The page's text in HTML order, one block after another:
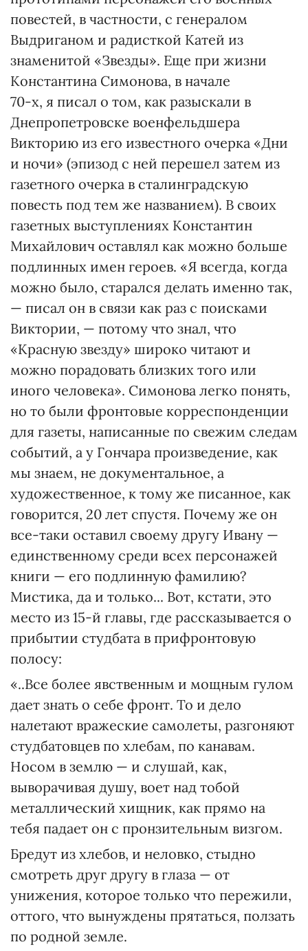
повестей, в частности, с генералом
Выдриганом и радисткой Катей из
знаменитой «Звезды». Еще при жизни
Константина Симонова, в начале
70-х, я писал о том, как разыскали в
Днепропетровске военфельдшера
Викторию из его известного очерка «Дни
и ночи» (эпизод с ней перешел затем из
газетного очерка в сталинградскую
повесть под тем же названием). В своих
газетных выступлениях Константин
Михайлович оставлял как можно больше
подлинных имен героев. «Я всегда, когда
можно было, старался делать именно так,
— писал он в связи как раз с поисками
Виктории, — потому что знал, что
«Красную звезду» широко читают и
можно порадовать близких того или
иного человека». Симонова легко понять,
но то были фронтовые корреспонденции
для газеты, написанные по свежим следам
событий, а у Гончара произведение, как
мы знаем, не документальное, а
художественное, к тому же писанное, как
говорится, 20 лет спустя. Почему же он
все-таки оставил своему другу Ивану —
единственному среди всех персонажей
книги — его подлинную фамилию?
Мистика, да и только... Вот, кстати, это
место из 15-й главы, где рассказывается о
прибытии студбата в прифронтовую
полосу:
«..Все более явственным и мощным гулом
дает знать о себе фронт. То и дело
налетают вражеские самолеты, разгоняют
студбатовцев по хлебам, по канавам.
Носом в землю — и слушай, как,
выворачивая душу, воет над тобой
металлический хищник, как прямо на
тебя падает он с пронзительным визгом.
Бредут из хлебов, и неловко, стыдно
смотреть друг другу в глаза — от
унижения, которое только что пережили,
оттого, что вынуждены прятаться, ползать
по родной земле.